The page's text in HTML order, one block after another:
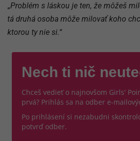
„Problém s láskou je ten, že môžeš
tá druhá osoba môže milovať koho
ktorou ty nie si.“
Nech ti nič
Chceš vedieť o najnovšom Girls'
prvá? Prihlás sa na odber e-
Po prihlásení si nezabudni
potvrď odber.